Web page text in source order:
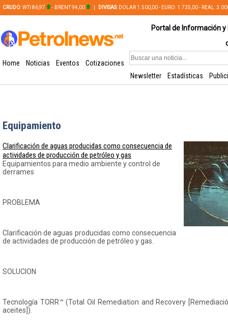
CRUDO: WTI 86,97 - BRENT 94,00 DIVISAS: DOLAR 1.500,00 - EURO: 1.735,00 - REAL:
Portal de Información
Home Noticias Eventos
Cotizaciones
Newsletter
Estadísticas
Equipamiento
Clarificación de aguas producidas como consecuencia de
actividades de producción de petróleo y gas
Equipamientos para medio ambiente y control de
derrames
PROBLEMA
Clarificación de aguas producidas como consecuencia
de actividades de producción de petróleo y gas.
SOLUCION
Tecnología TORR™ (Total Oil Remediation and Recovery
aceites]).